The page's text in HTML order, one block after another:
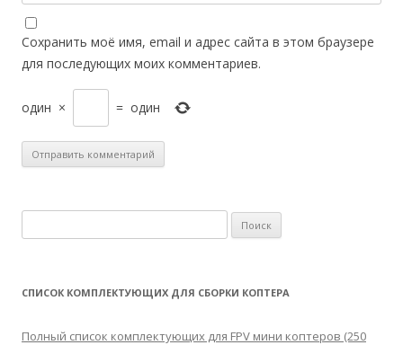
Сохранить моё имя, email и адрес сайта в этом браузере
для последующих моих комментариев.
один × = один
а
т
:
СПИСОК КОМПЛЕКТУЮЩИХ ДЛЯ СБОРКИ КОПТЕРА
Полный список комплектующих для FPV мини коптеров (250